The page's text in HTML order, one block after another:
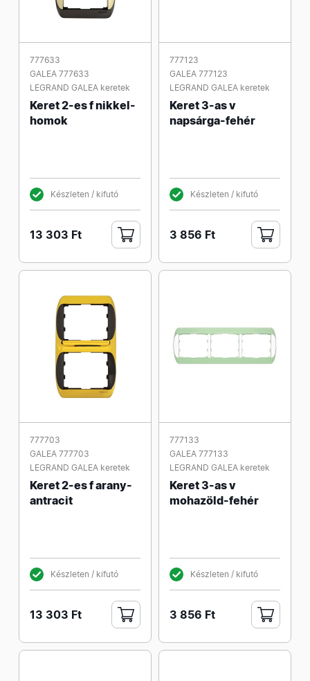
777633
GALEA 777633
LEGRAND GALEA keretek
Keret 2-es f nikkel-
homok
Készleten / kifutó
13 303 Ft
777123
GALEA 777123
LEGRAND GALEA keretek
Keret 3-as v
napsárga-fehér
Készleten / kifutó
3 856 Ft
777703
GALEA 777703
LEGRAND GALEA keretek
Keret 2-es f arany-
antracit
Készleten / kifutó
13 303 Ft
777133
GALEA 777133
LEGRAND GALEA keretek
Keret 3-as v
mohazöld-fehér
Készleten / kifutó
3 856 Ft